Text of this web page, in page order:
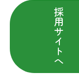
採
用
サ
イ
ト
へ